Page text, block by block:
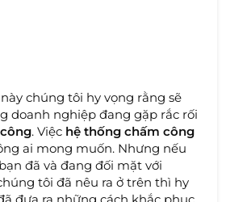
chúng tôi hy vọng rằng sẽ
doanh nghiệp đang gặp rắc rối
. Việc hệ thống chấm công
ai mong muốn. Nhưng nếu
đã và đang đối mặt với
tôi đã nêu ra ở trên thì hy
đưa ra những cách khắc phục